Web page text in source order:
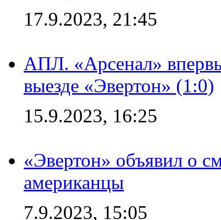
17.9.2023, 21:45
АПЛ. «Арсенал»
выезде «Эвертон» (1:0)
15.9.2023, 16:25
«Эвертон» объявил о
американцы
7.9.2023, 15:05